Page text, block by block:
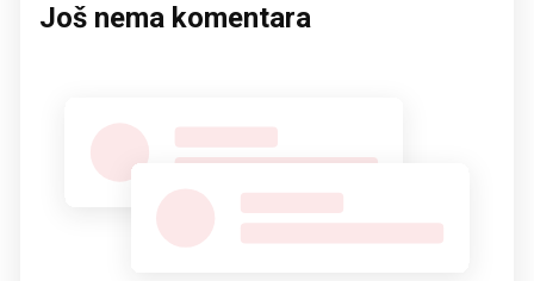
Još nema komentara